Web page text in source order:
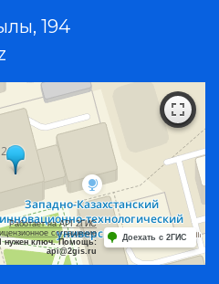
194
Работает на API 2ГИС
соглашение
нужен ключ. Помощь:
api@2gis.ru
Доехать с 2ГИС